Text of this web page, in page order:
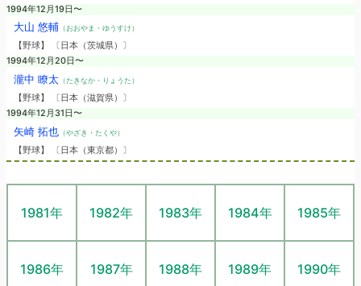
1994年12月19日〜
大山 悠輔 （おおやま・ゆうすけ）
【野球】 〔日本（茨城県）〕
1994年12月20日〜
瀧中 瞭太（たきなか・りょうた）
【野球】 〔日本（滋賀県）〕
1994年12月31日〜
矢崎 拓也（やざき・たくや）
【野球】 〔日本（東京都）〕
1981年 1982年 1983年 1984年 1985年
1986年 1987年 1988年 1989年 1990年